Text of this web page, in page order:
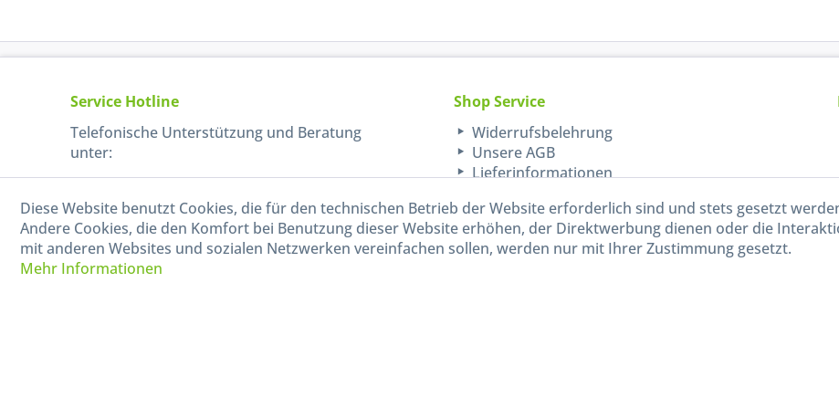
Service Hotline
Telefonische Unterstützung und Beratung
unter:
040-880 99 770
Mo-Fr, 09:00 - 15:00 Uhr
Shop Service
Widerrufsbelehrung
Unsere AGB
Lieferinformationen
Diese Website benutzt Cookies, die für den technischen Betrieb der Website erforderlich sind und stets gesetzt
Andere Cookies, die den Komfort bei Benutzung dieser Website erhöhen, der Direktwerbung dienen oder die
mit anderen Websites und sozialen Netzwerken vereinfachen sollen, werden nur mit Ihrer Zustimmung gesetzt.
Mehr Informationen